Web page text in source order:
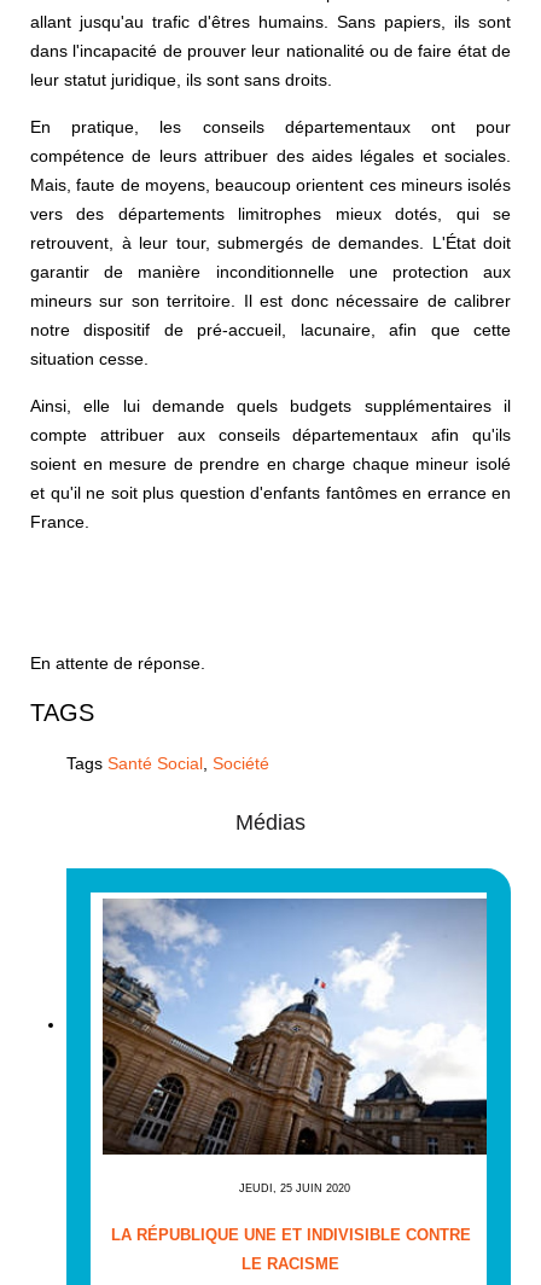
allant jusqu'au trafic d'êtres humains. Sans papiers, ils sont
dans l'incapacité de prouver leur nationalité ou de faire état de
leur statut juridique, ils sont sans droits.
En pratique, les conseils départementaux ont pour
compétence de leurs attribuer des aides légales et sociales.
Mais, faute de moyens, beaucoup orientent ces mineurs isolés
vers des départements limitrophes mieux dotés, qui se
retrouvent, à leur tour, submergés de demandes. L'État doit
garantir de manière inconditionnelle une protection aux
mineurs sur son territoire. Il est donc nécessaire de calibrer
notre dispositif de pré-accueil, lacunaire, afin que cette
situation cesse.
Ainsi, elle lui demande quels budgets supplémentaires il
compte attribuer aux conseils départementaux afin qu'ils
soient en mesure de prendre en charge chaque mineur isolé
et qu'il ne soit plus question d'enfants fantômes en errance en
France.
En attente de réponse.
TAGS
Tags Santé Social Société
Médias
JEUDI, 25 JUIN 2020
LA RÉPUBLIQUE UNE ET INDIVISIBLE CONTRE
LE RACISME